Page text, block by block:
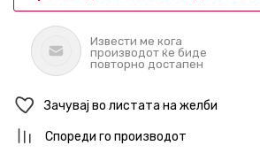
Извести ме кога
производот ќе биде
повторно достапен
Зачувај во листата на желби
Спореди го производот